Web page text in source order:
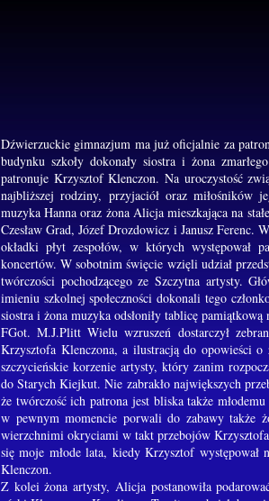
Dźwierzuckie gimnazjum ma już oficjalnie za
budynku szkoły dokonały siostra i żona
patronuje Krzysztof Klenczon. Na uroczystość
najbliższej rodziny, przyjaciół oraz miłośników
muzyka Hanna oraz żona Alicja mieszkająca na
Czesław Grad, Józef Drozdowicz i Janusz
okładki płyt zespołów, w których występował
koncertów. W sobotnim święcie wzięli udział
twórczości pochodzącego ze Szczytna artysty.
imieniu szkolnej społeczności dokonali tego
siostra i żona muzyka odsłoniły tablicę
FGot. M.J.Plitt Wielu wzruszeń dostarczył
Krzysztofa Klenczona, a ilustracją do opowieści
szczycieńskie korzenie artysty, który zanim
do Starych Kiejkut. Nie zabrakło największych
że twórczość ich patrona jest bliska także
w pewnym momencie porwali do zabawy także
wierzchnimi okryciami w takt przebojów
się moje młode lata, kiedy Krzysztof występował
Klenczon.
Z kolei żona artysty, Alicja postanowiła